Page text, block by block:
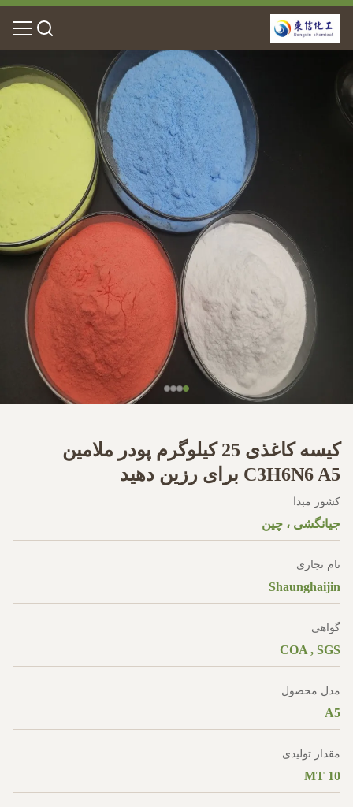
کیسه کاغذی 25 کیلوگرم پودر ملامین
C3H6N6 A5 برای رزین دهید
کشور مبدا
جیانگشی ، چین
نام تجاری
Shaunghaijin
گواهی
COA , SGS
مدل محصول
A5
مقدار تولیدی
10 MT